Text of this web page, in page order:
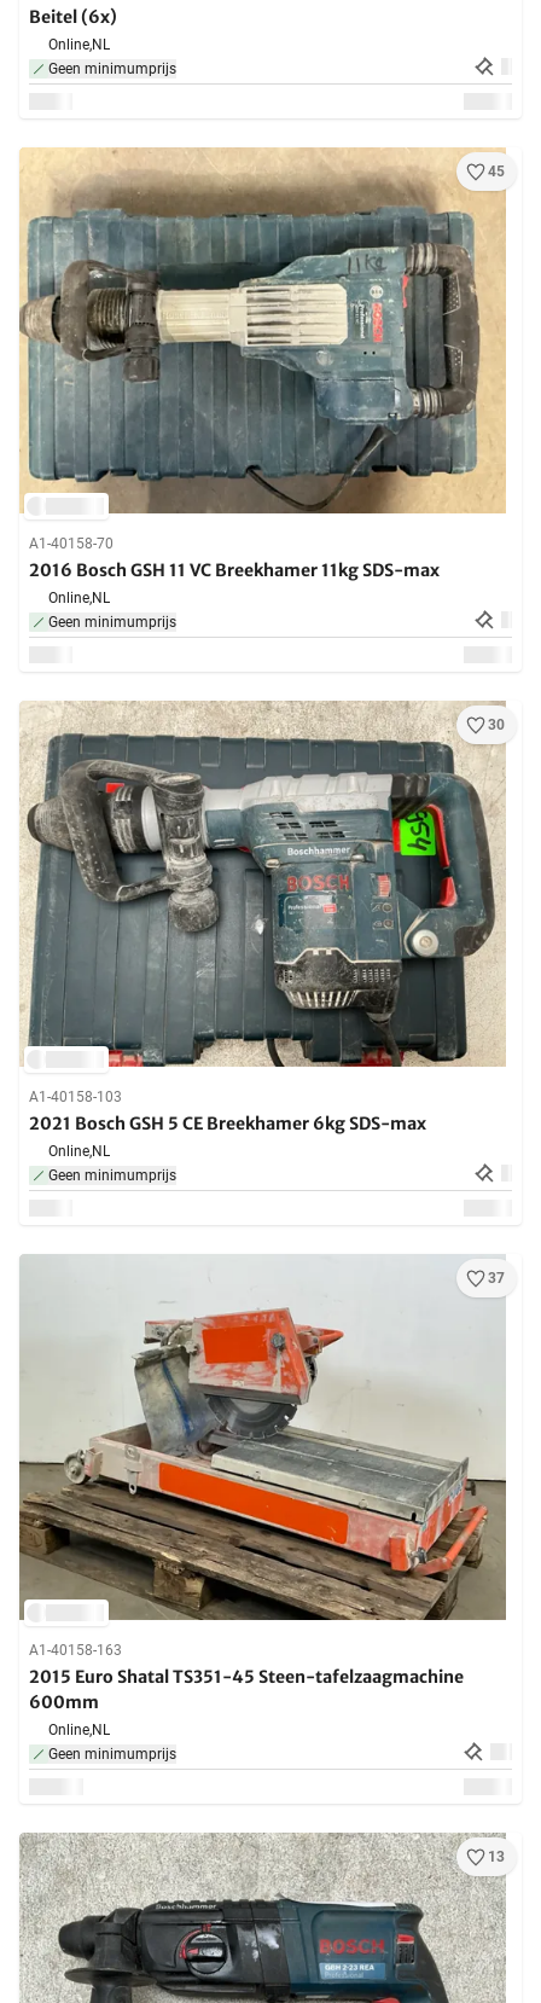
Beitel (6x)
Online,NL
Geen minimumprijs
45
A1-40158-70
2016 Bosch GSH 11 VC Breekhamer 11kg SDS-max
Online,NL
Geen minimumprijs
30
A1-40158-103
2021 Bosch GSH 5 CE Breekhamer 6kg SDS-max
Online,NL
Geen minimumprijs
37
A1-40158-163
2015 Euro Shatal TS351-45 Steen-tafelzaagmachine
600mm
Online,NL
Geen minimumprijs
13